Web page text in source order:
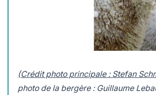
(Crédit photo principale : Stefan
photo de la bergère : Guillaume